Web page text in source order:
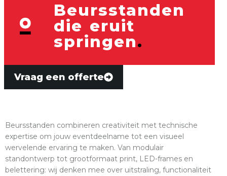
Beursstanden
die eruit
springen.
Vraag een offerte
Beursstanden combineren creativiteit met technische
expertise om jouw eventdeelname tot een visueel
wervelende ervaring te maken. Van modulair
standontwerp tot grootformaat print, LED-frames en
belettering: wij denken mee over uitstraling, functionaliteit